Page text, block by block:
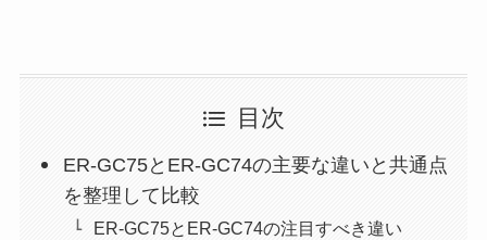
目次
ER-GC75とER-GC74の主要な違いと共通点
を整理して比較
ER-GC75とER-GC74の注目すべき違い